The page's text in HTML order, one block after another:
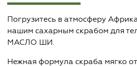
Погрузитесь в атмосферу
нашим сахарным скрабом для
МАСЛО ШИ.
Нежная формула скраба мягко